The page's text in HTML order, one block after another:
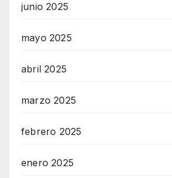
junio 2025
mayo 2025
abril 2025
marzo 2025
febrero 2025
enero 2025